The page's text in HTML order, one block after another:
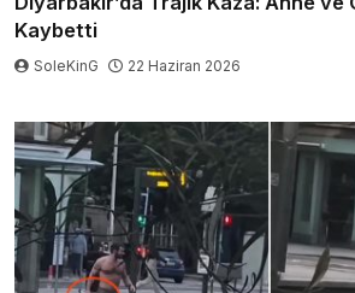
Kaybetti
SoleKinG 22 Haziran 2026